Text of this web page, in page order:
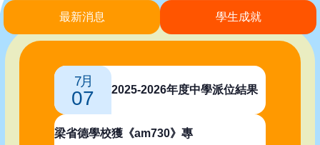
最新消息 學生成就
7月
07 2025-2026年度中學派位結果
梁省德學校獲《am730》專